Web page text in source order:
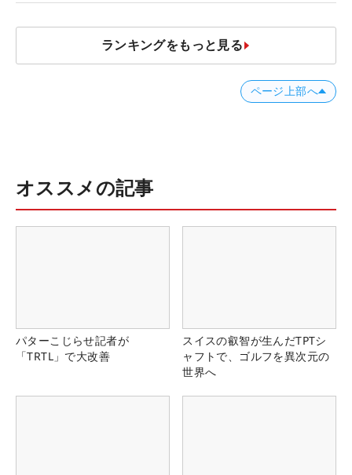
ランキングをもっと見る
ページ上部へ
オススメの記事
パターこじらせ記者が
「TRTL」で大改善
スイスの叡智が生んだTPTシ
ャフトで、ゴルフを異次元の
世界へ